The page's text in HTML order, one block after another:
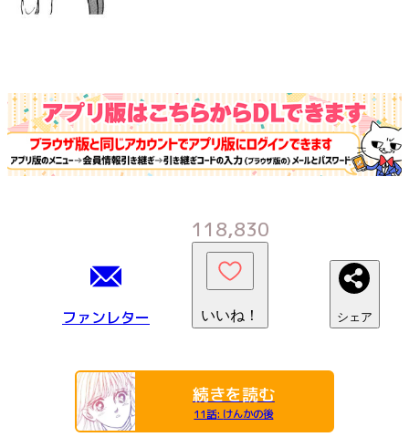
ファンレター
118,830
いいね！ シェア
続きを読む
11話: けんかの後